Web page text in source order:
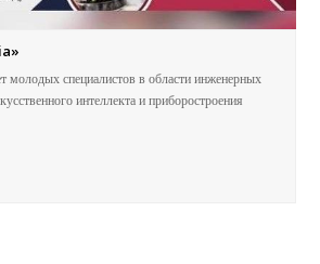
молодых специалистов в области инженерных
интеллекта и приборостроения